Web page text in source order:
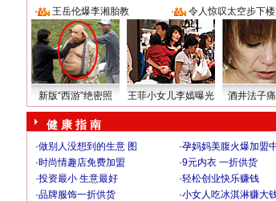
·
王岳伦爆李湘胎教 · 令人惊叹太空步下
新版“西游”绝密照 王菲小女儿李嫣曝光 酒井法子
健 康 指 南
·做别人没想到的生意 图 ·孕妈妈美腹火爆加盟
·时尚情趣店免费加盟 ·9元内衣 一折供货
·投资最小 生意最好 ·轻松创业快乐赚钱
·品牌服饰一折供货 ·小女人吃冰淇淋赚大